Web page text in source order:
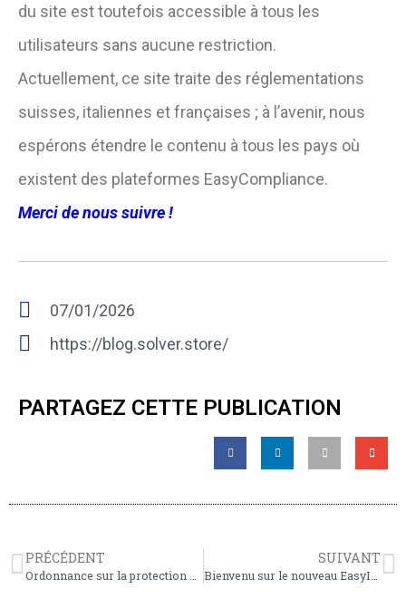
du site est toutefois accessible à tous les
utilisateurs sans aucune restriction.
Actuellement, ce site traite des réglementations
suisses, italiennes et françaises ; à l’avenir, nous
espérons étendre le contenu à tous les pays où
existent des plateformes EasyCompliance.
Merci de nous suivre !
07/01/2026
https://blog.solver.store/
PARTAGEZ CETTE PUBLICATION
PRÉCÉDENT SUIVANT